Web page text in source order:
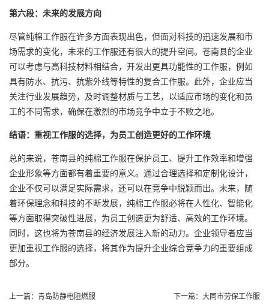
第六段：未来的发展方向
尽管纯棉工作服在许多方面表现出色，但面对科技的迅速发展和市
场需求的变化，未来的工作服还有很大的提升空间。苍南县的企业
可以考虑与高科技材料相结合，开发出更具功能性的工作服，例如
具有防水、抗污、抗紫外线等特性的复合工作服。此外，企业应当
关注行业发展趋势，及时调整材质与工艺，以适应市场的变化和员
工的不同需求，确保在激烈的市场竞争中立于不败之地。
结语：重视工作服的选择，为员工创造更好的工作环境
总的来说，苍南县的纯棉工作服在保护员工、提升工作效率和增强
企业形象等方面都有着重要的意义。通过合理选择和定制化设计，
企业不仅可以满足实际需求，还可以在竞争中脱颖而出。未来，随
着环保理念和科技的不断发展，纯棉工作服必将在人性化、智能化
等方面取得突破性进展，为员工创造更为舒适、高效的工作环境。
同时，这也将为苍南县的经济发展注入新的动力。企业领导者应当
更加重视工作服的选择，将其作为提升企业综合竞争力的重要组成
部分。
上一篇： 青岛防静电阻燃服 下一篇： 大同市劳保工作服